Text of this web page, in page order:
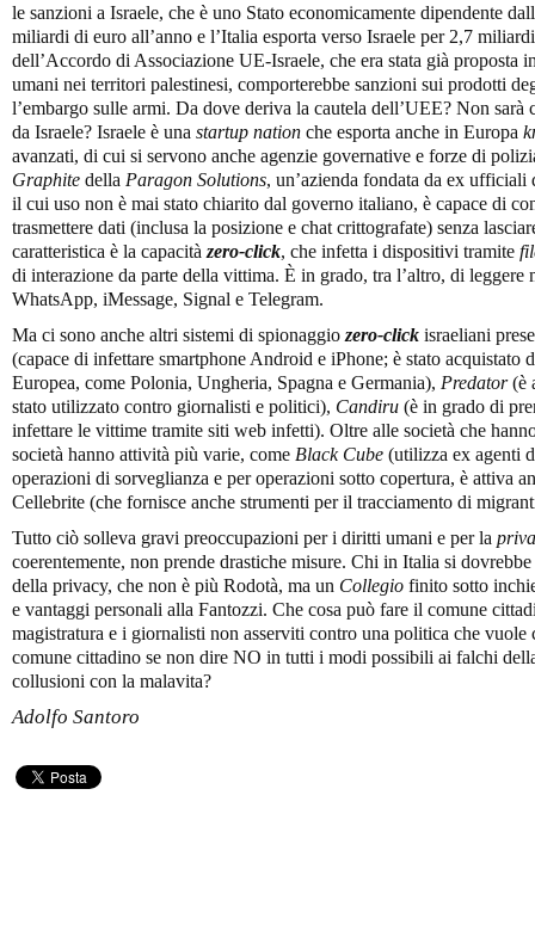
le sanzioni a Israele, che è uno Stato economicamente dipendente
miliardi di euro all’anno e l’Italia esporta verso Israele per 2,7
dell’Accordo di Associazione UE-Israele, che era stata già
umani nei territori palestinesi, comporterebbe sanzioni sui prodotti
l’embargo sulle armi. Da dove deriva la cautela dell’UEE? Non sarà
da Israele? Israele è una startup nation che esporta anche in Europa
avanzati, di cui si servono anche agenzie governative e forze di
Graphite della Paragon Solutions, un’azienda fondata da ex
il cui uso non è mai stato chiarito dal governo italiano, è capace di
trasmettere dati (inclusa la posizione e chat crittografate) senza
caratteristica è la capacità zero-click, che infetta i dispositivi tramite
di interazione da parte della vittima. È in grado, tra l’altro, di leggere
WhatsApp, iMessage, Signal e Telegram.
Ma ci sono anche altri sistemi di spionaggio zero-click israeliani
(capace di infettare smartphone Android e iPhone; è stato acquistato
Europea, come Polonia, Ungheria, Spagna e Germania), Predator(è
stato utilizzato contro giornalisti e politici), Candiru (è in grado di
infettare le vittime tramite siti web infetti). Oltre alle società che
società hanno attività più varie, come Black Cube (utilizza ex agenti
operazioni di sorveglianza e per operazioni sotto copertura, è attiva
Cellebrite (che fornisce anche strumenti per il tracciamento di
Tutto ciò solleva gravi preoccupazioni per i diritti umani e per la
coerentemente, non prende drastiche misure. Chi in Italia si
della privacy, che non è più Rodotà, ma un Collegio finito sotto
e vantaggi personali alla Fantozzi. Che cosa può fare il comune
magistratura e i giornalisti non asserviti contro una politica che
comune cittadino se non dire NO in tutti i modi possibili ai falchi
collusioni con la malavita?
Adolfo Santoro